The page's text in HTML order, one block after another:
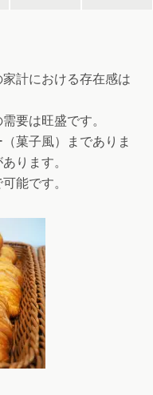
計における存在感は
要は旺盛です。
菓子風）までありま
ります。
能です。